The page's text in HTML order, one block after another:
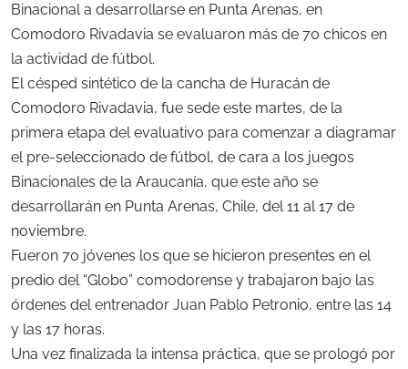
Binacional a desarrollarse en Punta Arenas, en
Comodoro Rivadavia se evaluaron más de 70 chicos en
la actividad de fútbol.
El césped sintético de la cancha de Huracán de
Comodoro Rivadavia, fue sede este martes, de la
primera etapa del evaluativo para comenzar a diagramar
el pre-seleccionado de fútbol, de cara a los juegos
Binacionales de la Araucanía, que este año se
desarrollarán en Punta Arenas, Chile, del 11 al 17 de
noviembre.
Fueron 70 jóvenes los que se hicieron presentes en el
predio del “Globo” comodorense y trabajaron bajo las
órdenes del entrenador Juan Pablo Petronio, entre las 14
y las 17 horas.
Una vez finalizada la intensa práctica, que se prologó por